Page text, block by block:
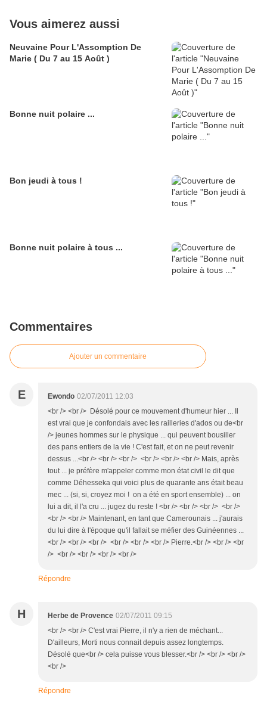
Vous aimerez aussi
Neuvaine Pour L'Assomption De
Marie ( Du 7 au 15 Août )
Bonne nuit polaire ...
Bon jeudi à tous !
Bonne nuit polaire à tous ...
Commentaires
Ajouter un commentaire
E Ewondo 02/07/2011 12:03
<br /> <br /> Désolé pour ce mouvement d'humeur hier ... Il
est vrai que je confondais avec les railleries d'ados ou de<br
/> jeunes hommes sur le physique ... qui peuvent bousiller
des pans entiers de la vie ! C'est fait, et on ne peut revenir
dessus ...<br /> <br /> <br /> <br /> <br /> <br /> Mais, après
tout ... je préfère m'appeler comme mon état civil le dit que
comme Déhesseka qui voici plus de quarante ans était beau
mec ... (si, si, croyez moi ! on a été en sport ensemble) ... on
lui a dit, il l'a cru ... jugez du reste ! <br /> <br /> <br /> <br />
<br /> <br /> Maintenant, en tant que Camerounais ... j'aurais
du lui dire à l'époque qu'il fallait se méfier des Guinéennes ...
<br /> <br /> <br /> <br /> <br /> <br /> Pierre.<br /> <br /> <br
/> <br /> <br /> <br /> <br />
Répondre
H Herbe de Provence 02/07/2011 09:15
<br /> <br /> C'est vrai Pierre, il n'y a rien de méchant...
D'ailleurs, Morti nous connait depuis assez longtemps.
Désolé que<br /> cela puisse vous blesser.<br /> <br /> <br />
<br />
Répondre